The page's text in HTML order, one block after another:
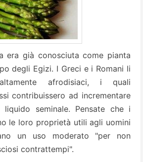
era già conosciuta come pianta
degli Egizi. I Greci e i Romani li
altamente afrodisiaci, i quali
contribuissero ad incrementare
seminale. Pensate che i
le loro proprietà utili agli uomini
un uso moderato "per non
contrattempi".